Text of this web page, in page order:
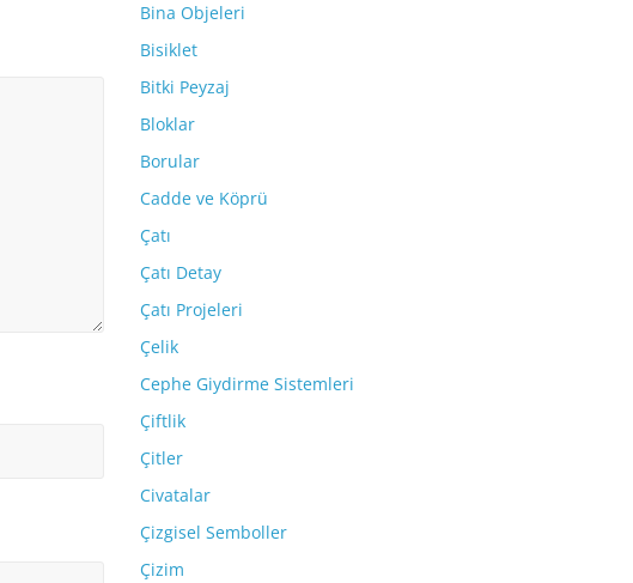
Bina Objeleri
Bisiklet
Bitki Peyzaj
Bloklar
Borular
Cadde ve Köprü
Çatı
Çatı Detay
Çatı Projeleri
Çelik
Cephe Giydirme Sistemleri
Çiftlik
Çitler
Civatalar
Çizgisel Semboller
Çizim